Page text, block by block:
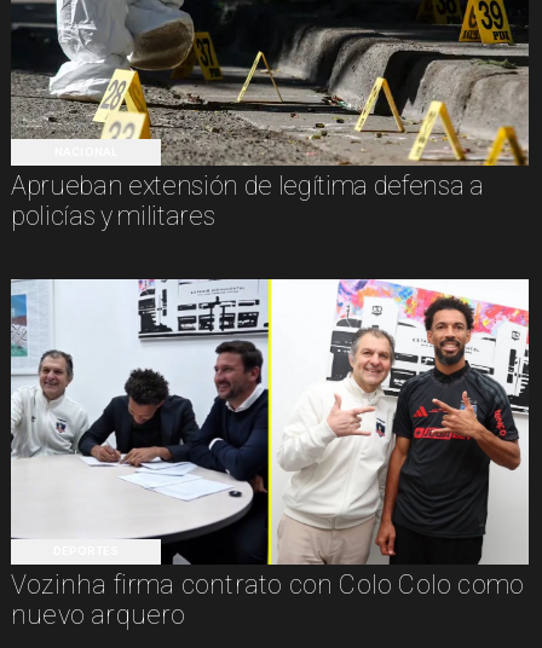
Aprueban extensión de legítima defensa a
policías y militares
Vozinha firma contrato con Colo Colo como
nuevo arquero